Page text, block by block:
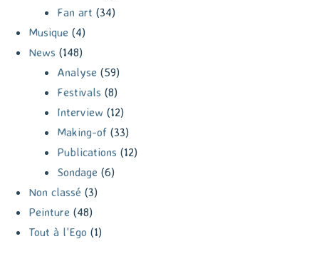
Fan art (34)
Musique (4)
News (148)
Analyse (59)
Festivals (8)
Interview (12)
Making-of (33)
Publications (12)
Sondage (6)
Non classé (3)
Peinture (48)
Tout à l'Ego (1)